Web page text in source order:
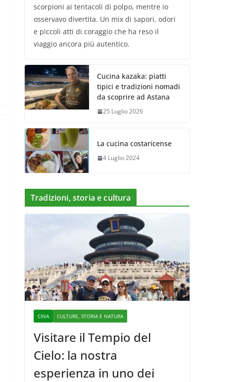
scorpioni ai tentacoli di polpo, mentre io
osservavo divertita. Un mix di sapori, odori
e piccoli atti di coraggio che ha reso il
viaggio ancora più autentico.
Cucina kazaka: piatti
tipici e tradizioni nomadi
da scoprire ad Astana
25 Luglio 2026
La cucina costaricense
4 Luglio 2024
Tradizioni, storia e cultura
CINA CULTURE, STORIA E NATURA
Visitare il Tempio del
Cielo: la nostra
esperienza in uno dei